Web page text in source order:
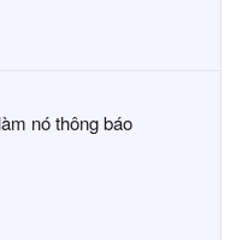
nó thông báo